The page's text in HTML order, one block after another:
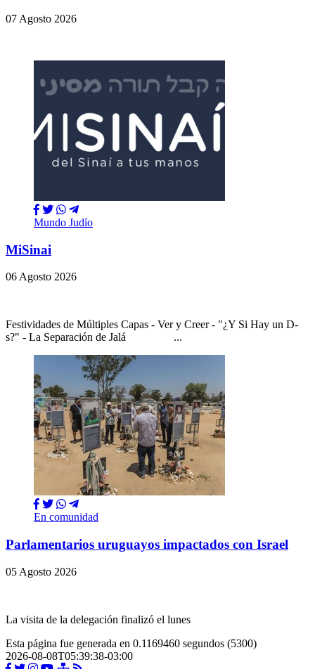
07 Agosto 2026
Mundo Judío
MiSinai
06 Agosto 2026
Festividades de Múltiples Capas - Ver y Creer - "¿Y Si Hay un D-
s?" - La Separación de Jalá ...
En comunidad
Parlamentarios uruguayos impactados con Israel
05 Agosto 2026
La visita de la delegación finalizó el lunes
Esta página fue generada en 0.1169460 segundos (5300)
2026-08-08T05:39:38-03:00